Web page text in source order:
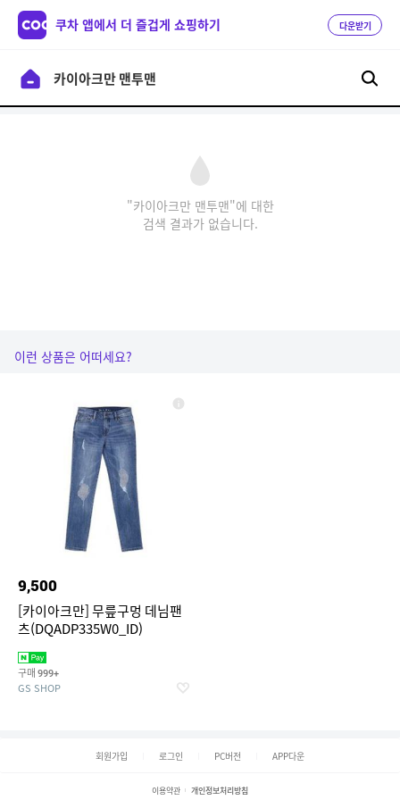
쿠차 앱에서 더 즐겁게 쇼핑하기 다운받기
"카이아크만 맨투맨"에 대한
검색 결과가 없습니다.
이런 상품은 어떠세요?
9,500
[카이아크만] 무릎구멍 데님팬
츠(DQADP335W0_ID)
구매 999+
GS SHOP
회원가입 로그인 PC버전 APP다운
이용약관 개인정보처리방침